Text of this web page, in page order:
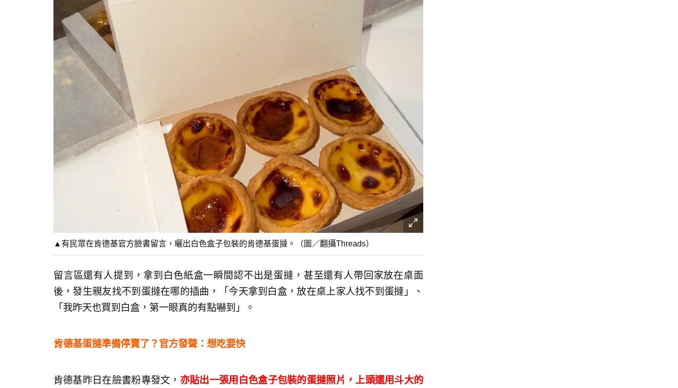
▲有民眾在肯德基官方臉書留言，曬出白色盒子包裝的肯德基蛋撻。（圖／翻攝Threads）
留言區還有人提到，拿到白色紙盒一瞬間認不出是蛋撻，甚至還有人帶回家放在桌面
後，發生親友找不到蛋撻在哪的插曲，「今天拿到白盒，放在桌上家人找不到蛋撻」、
「我昨天也買到白盒，第一眼真的有點嚇到」。
肯德基蛋撻準備停賣了？官方發聲：想吃要快
肯德基昨日在臉書粉專發文， 亦貼出一張用白色盒子包裝的蛋撻照片，上頭還用斗大的